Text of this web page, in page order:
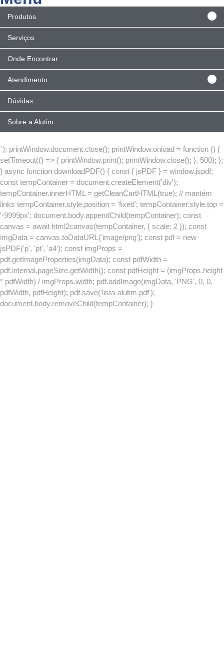
Produtos
Serviços
Onde Encontrar
Atendimento
Dúvidas
Sobre a Alutim
`); printWindow.document.close(); printWindow.onload = function () {
setTimeout(() => { printWindow.print(); printWindow.close(); }, 500); };
} async function downloadPDF() { const { jsPDF } = window.jspdf;
const tempContainer = document.createElement('div');
tempContainer.innerHTML = getCleanCartHTML(true); // mantém
links tempContainer.style.position = 'fixed'; tempContainer.style.top =
'-9999px'; document.body.appendChild(tempContainer); const
canvas = await html2canvas(tempContainer, { scale: 2 }); const
imgData = canvas.toDataURL('image/png'); const pdf = new
jsPDF('p', 'pt', 'a4'); const imgProps =
pdf.getImageProperties(imgData); const pdfWidth =
pdf.internal.pageSize.getWidth(); const pdfHeight = (imgProps.height
* pdfWidth) / imgProps.width; pdf.addImage(imgData, 'PNG', 0, 0,
pdfWidth, pdfHeight); pdf.save('lista-alutim.pdf');
document.body.removeChild(tempContainer); }